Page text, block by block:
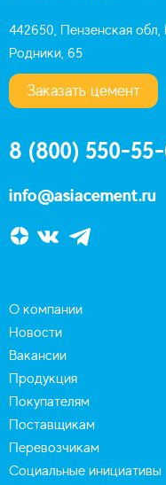
442650, Пензенская
Родники, 65
Заказать цемент
8 (800) 550-
info@asiacement.ru
О компании
Новости
Вакансии
Продукция
Покупателям
Поставщикам
Перевозчикам
Социальные инициативы